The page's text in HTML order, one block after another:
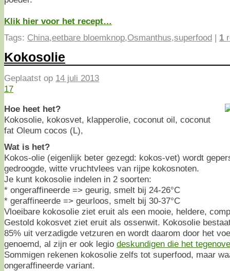
Klik hier voor het recept…
Tags: China,eetbare bloemknop,Osmanthus,superfood | 1
Kokosolie
Geplaatst op 14 juli 2013
17
Hoe heet het?
Kokosolie, kokosvet, klapperolie, coconut oil, coconut
fat Oleum cocos (L),
Wat is het?
Kokos-olie (eigenlijk beter gezegd: kokos-vet) wordt
gedroogde, witte vruchtvlees van rijpe kokosnoten.
Je kunt kokosolie indelen in 2 soorten:
* ongeraffineerde => geurig, smelt bij 24-26°C
* geraffineerde => geurloos, smelt bij 30-37°C
Vloeibare kokosolie ziet eruit als een mooie, heldere,
Gestold kokosvet ziet eruit als ossenwit. Kokosolie
85% uit verzadigde vetzuren en wordt daarom door het
genoemd, al zijn er ook legio deskundigen die het
Sommigen rekenen kokosolie zelfs tot superfood, maar
ongeraffineerde variant.